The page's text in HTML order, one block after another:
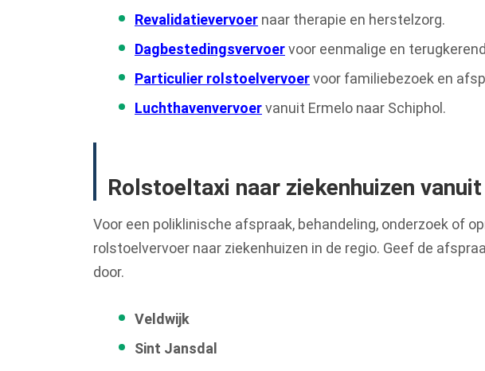
Revalidatievervoer naar therapie en herstelzorg.
Dagbestedingsvervoervoor eenmalige en
Particulier rolstoelvervoervoor familiebezoek en
Luchthavenvervoervanuit Ermelo naar Schiphol.
Rolstoeltaxi naar ziekenhuizen
Voor een poliklinische afspraak, behandeling, onderzoek of
rolstoelvervoer naar ziekenhuizen in de regio. Geef de
door.
Veldwijk
Sint Jansdal